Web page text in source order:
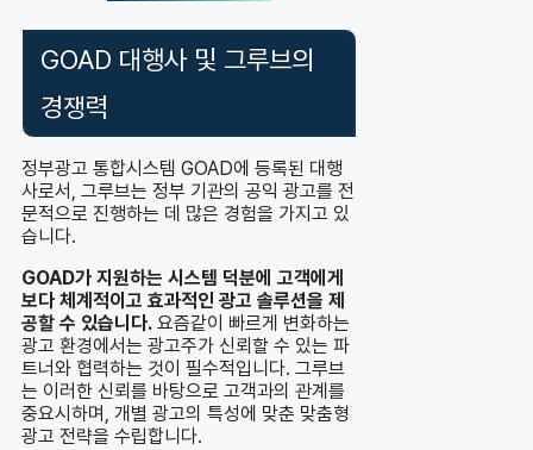
GOAD 대행사 및 그루브의
경쟁력
정부광고 통합시스템 GOAD에 등록된 대행
사로서, 그루브는 정부 기관의 공익 광고를 전
문적으로 진행하는 데 많은 경험을 가지고 있
습니다.
GOAD가 지원하는 시스템 덕분에 고객에게
보다 체계적이고 효과적인 광고 솔루션을 제
공할 수 있습니다. 요즘같이 빠르게 변화하는
광고 환경에서는 광고주가 신뢰할 수 있는 파
트너와 협력하는 것이 필수적입니다. 그루브
는 이러한 신뢰를 바탕으로 고객과의 관계를
중요시하며, 개별 광고의 특성에 맞춘 맞춤형
광고 전략을 수립합니다.